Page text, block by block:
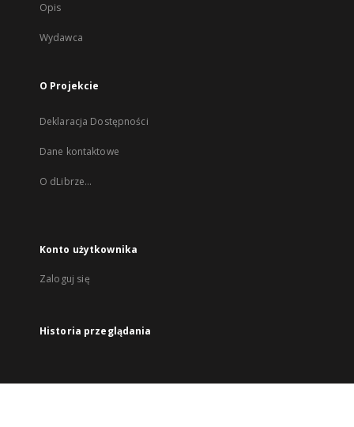
Opis
Wydawca
O Projekcie
Deklaracja Dostępności
Dane kontaktowe
O dLibrze...
Konto użytkownika
Zaloguj się
Historia przeglądania